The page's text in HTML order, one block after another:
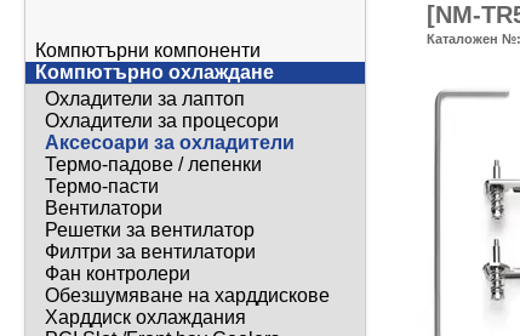
Компютърни компоненти
Компютърно охлаждане
Охладители за лаптоп
Охладители за процесори
Аксесоари за охладители
Термо-падове / лепенки
Термо-пасти
Вентилатори
Решетки за вентилатор
Филтри за вентилатори
Фан контролери
Обезшумяване на харддискове
Харддиск охлаждания
[NM-
Каталожен №: